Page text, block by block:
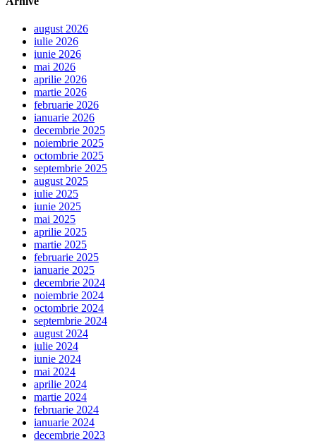
august 2026
iulie 2026
iunie 2026
mai 2026
aprilie 2026
martie 2026
februarie 2026
ianuarie 2026
decembrie 2025
noiembrie 2025
octombrie 2025
septembrie 2025
august 2025
iulie 2025
iunie 2025
mai 2025
aprilie 2025
martie 2025
februarie 2025
ianuarie 2025
decembrie 2024
noiembrie 2024
octombrie 2024
septembrie 2024
august 2024
iulie 2024
iunie 2024
mai 2024
aprilie 2024
martie 2024
februarie 2024
ianuarie 2024
decembrie 2023